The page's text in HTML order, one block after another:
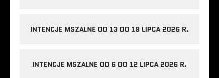
INTENCJE MSZALNE OD 13 DO 19 LIPCA 2026 R.
INTENCJE MSZALNE OD 6 DO 12 LIPCA 2026 R.